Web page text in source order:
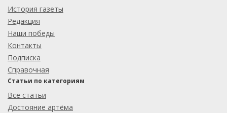
История газеты
Редакция
Наши победы
Контакты
Подписка
Справочная
Статьи по категориям
Все статьи
Достояние артёма